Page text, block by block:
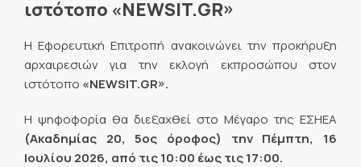
ιστότοπο «NEWSIT.GR»
Η Εφορευτική Επιτροπή ανακοινώνει την προκήρυξη
αρχαιρεσιών για την εκλογή εκπροσώπου στον
ιστότοπο «NEWSIT.GR».
Η ψηφοφορία θα διεξαχθεί στο Μέγαρο της ΕΣΗΕΑ
(Ακαδημίας 20, 5ος όροφος) την Πέμπτη, 16
Ιουλίου 2026, από τις 10:00 έως τις 17:00.